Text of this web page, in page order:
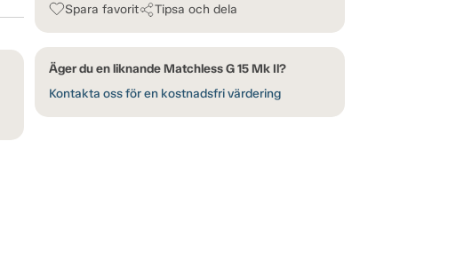
Spara favorit Tipsa och dela
Äger du en liknande Matchless G 15 Mk Il?
Kontakta oss för en kostnadsfri värdering